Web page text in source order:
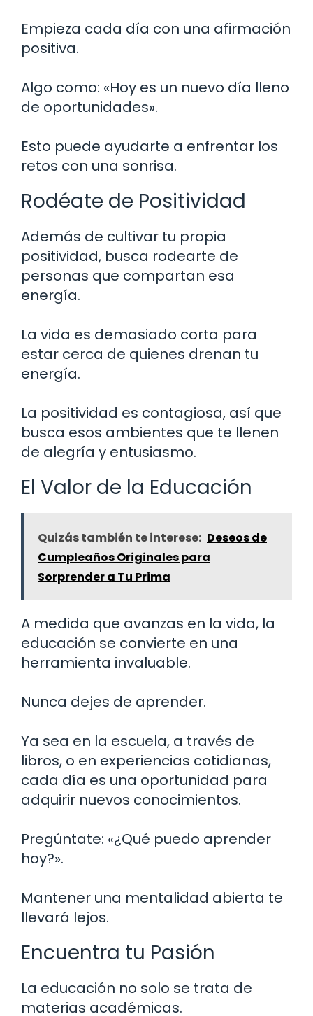
Empieza cada día con una afirmación
positiva.
Algo como: «Hoy es un nuevo día lleno
de oportunidades».
Esto puede ayudarte a enfrentar los
retos con una sonrisa.
Rodéate de Positividad
Además de cultivar tu propia
positividad, busca rodearte de
personas que compartan esa
energía.
La vida es demasiado corta para
estar cerca de quienes drenan tu
energía.
La positividad es contagiosa, así que
busca esos ambientes que te llenen
de alegría y entusiasmo.
El Valor de la Educación
Quizás también te interese: Deseos de
Cumpleaños Originales para
Sorprender a Tu Prima
A medida que avanzas en la vida, la
educación se convierte en una
herramienta invaluable.
Nunca dejes de aprender.
Ya sea en la escuela, a través de
libros, o en experiencias cotidianas,
cada día es una oportunidad para
adquirir nuevos conocimientos.
Pregúntate: «¿Qué puedo aprender
hoy?».
Mantener una mentalidad abierta te
llevará lejos.
Encuentra tu Pasión
La educación no solo se trata de
materias académicas.